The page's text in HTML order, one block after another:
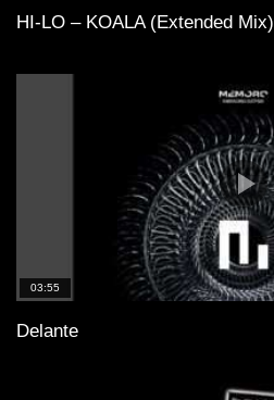
HI-LO – KOALA (Extended Mix)
03:55
Delante